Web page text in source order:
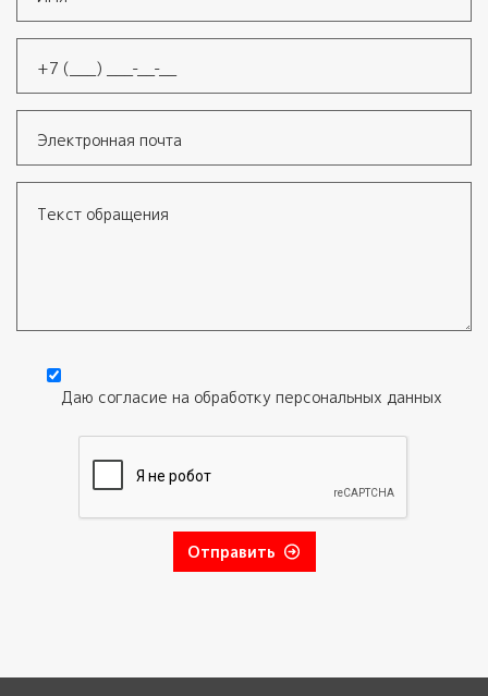
Даю согласие на обработку персональных данных
Отправить